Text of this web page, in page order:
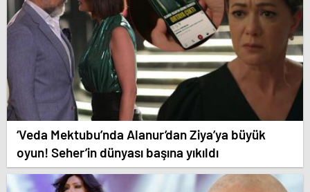
‘Veda Mektubu’nda Alanur’dan Ziya’ya büyük
oyun! Seher’in dünyası başına yıkıldı